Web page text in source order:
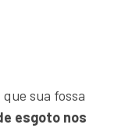
sua fossa
esgoto nos